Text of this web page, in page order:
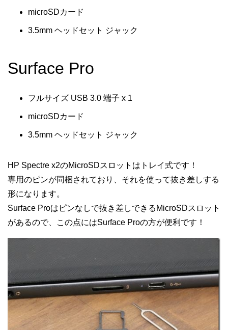
microSDカード
3.5mm ヘッドセット ジャック
Surface Pro
フルサイズ USB 3.0 端子 x 1
microSDカード
3.5mm ヘッドセット ジャック
HP Spectre x2のMicroSDスロットはトレイ式です！
専用のピンが同梱されており、それを使って抜き差しする
形になります。
Surface Proはピンなしで抜き差しできるMicroSDスロット
があるので、この点にはSurface Proの方が便利です！